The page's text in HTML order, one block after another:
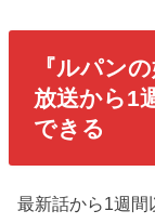
『ルパンの
放送から1
できる
最新話から1週間